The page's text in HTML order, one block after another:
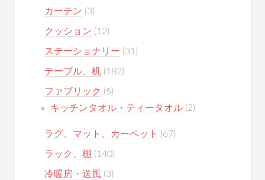
カーテン (3)
クッション (12)
ステーショナリー (31)
テーブル、机 (182)
ファブリック (5)
キッチンタオル・ティータオル (2)
ラグ、マット、カーペット (67)
ラック、棚 (140)
冷暖房・送風 (3)